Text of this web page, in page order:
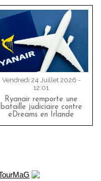
Vendredi 24 Juillet 2026 -
12:01
Ryanair remporte une
bataille judiciaire contre
eDreams en Irlande